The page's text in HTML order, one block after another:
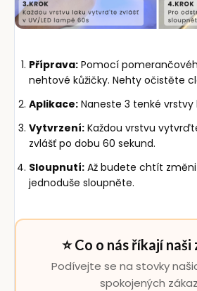
Příprava: Pomocí
nehtové kůžičky. Nehty očistěte
Aplikace: Naneste 3 tenké vrstvy
Vytvrzení: Každou vrstvu
zvlášť po dobu 60 sekund.
Sloupnutí: Až budete chtít
jednoduše sloupněte.
⭐ Co o nás říkají
Podívejte se na stovky
spokojených